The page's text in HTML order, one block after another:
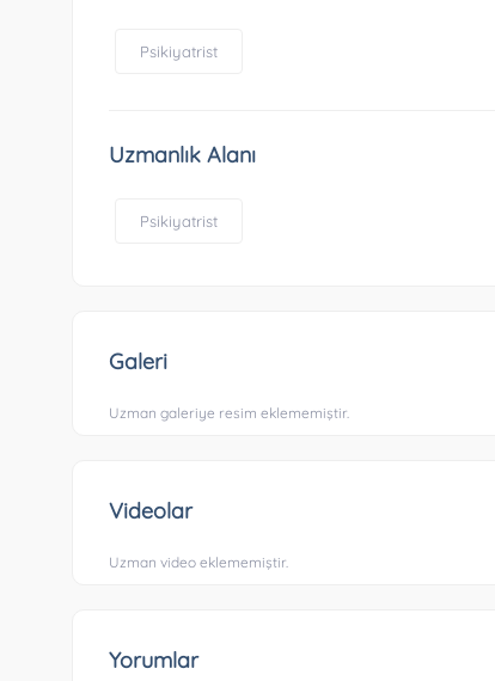
Psikiyatrist
Uzmanlık Alanı
Psikiyatrist
Galeri
Uzman galeriye resim eklememiştir.
Videolar
Uzman video eklememiştir.
Yorumlar